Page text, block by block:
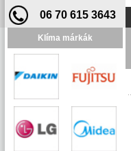
06 70 615 3643
Klíma márkák